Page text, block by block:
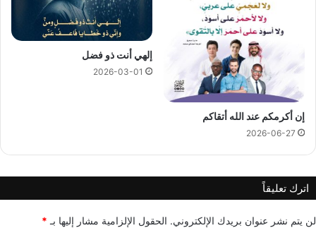
إن أكرمكم عند الله أتقاكم
2026-06-27
إلهي أنت ذو فضل
2026-03-01
اترك تعليقاً
لن يتم نشر عنوان بريدك الإلكتروني. الحقول الإلزامية مشار إليها بـ *